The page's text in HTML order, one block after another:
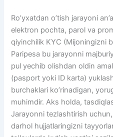
Ro’yxatdan o’tish jarayoni
elektron pochta, parol va
qiyinchilik KYC (Mijoningizni
Paripesa bu jarayonni
pul yechib olishdan oldin
(pasport yoki ID karta)
burchaklari ko’rinadigan,
muhimdir. Aks holda,
Jarayonni tezlashtirish
darhol hujjatlaringizni